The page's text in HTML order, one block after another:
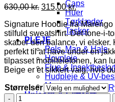
Caps
Huer
Tørklæder
Tasker
PLEJE
Pels, Man & Hale
Hovpleje
Flue &
Hudpleje & UV-
Massage
Unicorn & Glitter🌈
630,00kr. Den
oprindelige
pris
var:
630,00 kr..
315,00kr.Den
aktuelle
pris
er:
315,00 kr..
Signature Hoodie fra
stilfuld sweatshirt. Det tone-i-
skaber den balance, vi
perfekt til at have under en
tilpasset mobiltelefonen, kan
Beige er et sikkert valg, hvis
Størrelser
Marengo